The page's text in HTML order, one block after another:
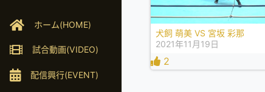
ホーム(HOME)
試合動画(VIDEO)
配信興行(EVENT)
犬飼 萌美 VS 宮坂 彩那
2021年11月19日
2